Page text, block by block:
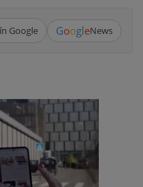
Google GoogleNews